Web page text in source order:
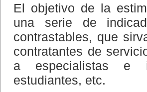
El objetivo de la
una serie de
contrastables, que
contratantes de
a especialistas e
estudiantes, etc.